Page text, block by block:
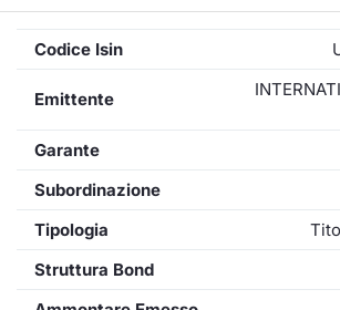
Codice Isin
Emittente
Garante
Subordinazione
Tipologia
Struttura Bond